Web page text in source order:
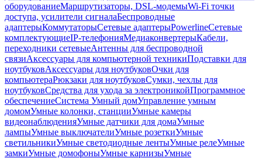
оборудованиеМаршрутизаторы, DSL-модемыWi-Fi точки
доступа, усилители сигналаБеспроводные
адаптерыКоммутаторыСетевые адаптерыPowerlineСетевые
комплектующиеIP-телефонияМедиаконвертерыКабели,
переходники сетевыеАнтенны для беспроводной
связиАксессуары для компьютерной техникиПодставки для
ноутбуковАксессуары для ноутбуковОчки для
компьютераРюкзаки для ноутбуковСумки, чехлы для
ноутбуковСредства для ухода за электроникойПрограммное
обеспечениеСистема Умный домУправление умным
домомУмные колонки, станцииУмные камеры
видеонаблюденияУмные датчики для домаУмные
лампыУмные выключателиУмные розеткиУмные
светильникиУмные светодиодные лентыУмные релеУмные
замкиУмные домофоныУмные карнизыУмные